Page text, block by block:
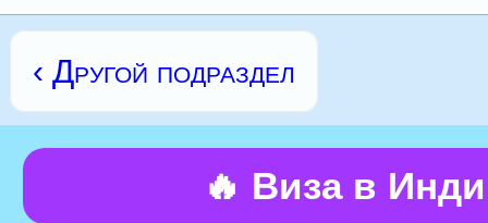
‹ Другой подраздел
🔥 Виза в